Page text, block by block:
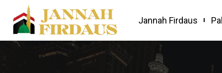
Jannah Firdaus